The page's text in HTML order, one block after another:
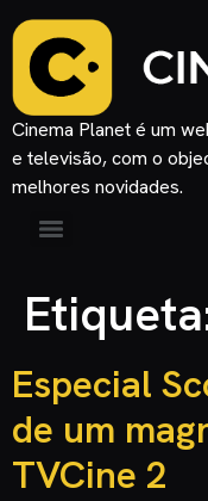
Cinema Planet é um
e televisão, com o
melhores novidades.
Especial
de um
TVCine 2